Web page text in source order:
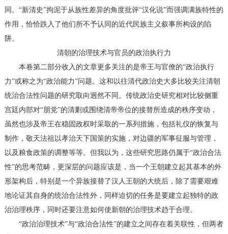
同。“新清史”拘泥于从族性差异的角度批评“汉化说”而强调满族特性的
作用，恰恰跌入了他们所不予认同的近代民族主义叙事所构设的陷
阱。
清朝的治理技术与官员的政治执行力
本卷第二部分收入的文章更多关注的是帝王与官僚的“政治执行
力”或称之为“政治能力”问题。这和以往清代政治史大多比较关注清朝
统治合法性问题的研究取向迥然不同。传统政治史研究相对比较侧重
宫廷内部对“朋党”的清剿或围绕清帝帝位的接替所造成的秩序变动，
虽然也涉及帝王在稳固政权时采取的一系列措施，包括礼仪的恢复与
制作，敬天法祖以孝治天下国策的实施，对边疆的军事征服与管理，
以及粮食政策的调整等等。但我以为，这些研究思路仍属于“政治合法
性”的思考范畴，更深层的问题应该是，当一个王朝建立起其基本的外
形架构后，特别是一个异族接替了汉人王朝的大统后，除了需要艰难
地论证其自身的统治合法性外，同样迫切的任务是要建立起独特的政
治治理秩序，同时还要注意如何使新朝的治理技术趋于合理。
“政治治理技术”与“政治合法性”的建立之间存在着关联性，但两者